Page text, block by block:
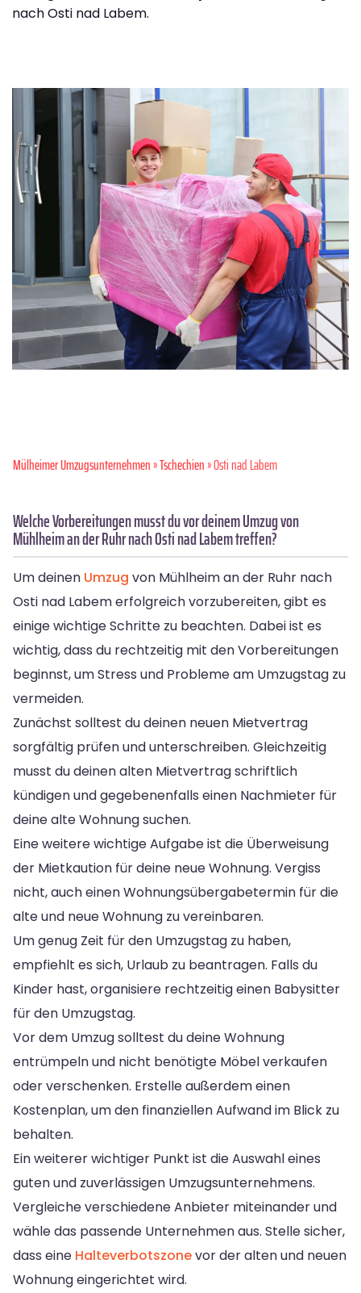
nach Osti nad Labem.
Mülheimer Umzugsunternehmen»Tschechien» Osti nad Labem
Welche Vorbereitungen musst du vor deinem Umzug von
Mühlheim an der Ruhr nach Osti nad Labem treffen?
Um deinen Umzug von Mühlheim an der Ruhr nach
Osti nad Labem erfolgreich vorzubereiten, gibt es
einige wichtige Schritte zu beachten. Dabei ist es
wichtig, dass du rechtzeitig mit den Vorbereitungen
beginnst, um Stress und Probleme am Umzugstag zu
vermeiden.
Zunächst solltest du deinen neuen Mietvertrag
sorgfältig prüfen und unterschreiben. Gleichzeitig
musst du deinen alten Mietvertrag schriftlich
kündigen und gegebenenfalls einen Nachmieter für
deine alte Wohnung suchen.
Eine weitere wichtige Aufgabe ist die Überweisung
der Mietkaution für deine neue Wohnung. Vergiss
nicht, auch einen Wohnungsübergabetermin für die
alte und neue Wohnung zu vereinbaren.
Um genug Zeit für den Umzugstag zu haben,
empfiehlt es sich, Urlaub zu beantragen. Falls du
Kinder hast, organisiere rechtzeitig einen Babysitter
für den Umzugstag.
Vor dem Umzug solltest du deine Wohnung
entrümpeln und nicht benötigte Möbel verkaufen
oder verschenken. Erstelle außerdem einen
Kostenplan, um den finanziellen Aufwand im Blick zu
behalten.
Ein weiterer wichtiger Punkt ist die Auswahl eines
guten und zuverlässigen Umzugsunternehmens.
Vergleiche verschiedene Anbieter miteinander und
wähle das passende Unternehmen aus. Stelle sicher,
dass eine Halteverbotszonevor der alten und neuen
Wohnung eingerichtet wird.